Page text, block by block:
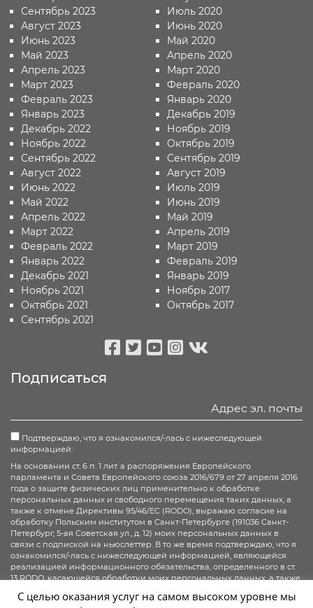
Сентябрь 2023
Август 2023
Июнь 2023
Май 2023
Апрель 2023
Март 2023
Февраль 2023
Январь 2023
Декабрь 2022
Ноябрь 2022
Сентябрь 2022
Август 2022
Июнь 2022
Май 2022
Апрель 2022
Март 2022
Февраль 2022
Январь 2022
Декабрь 2021
Ноябрь 2021
Октябрь 2021
Сентябрь 2021
Июль 2020
Июнь 2020
Май 2020
Апрель 2020
Март 2020
Февраль 2020
Январь 2020
Декабрь 2019
Ноябрь 2019
Октябрь 2019
Сентябрь 2019
Август 2019
Июль 2019
Июнь 2019
Май 2019
Апрель 2019
Март 2019
Февраль 2019
Январь 2019
Ноябрь 2017
Октябрь 2017
Подписаться
Подтверждаю, что я ознакомился/-лась с нижеследующей
информацией:
На основании ст. 6 п. 1 лит. а распоряжения Европейского
парламента и Совета Европейского союза 2016/679 от 27 апреля 2016
года о защите физических лиц применительно к обработке
персональных данных и свободного перемещения таких данных, а
также к отмене Директивы 95/46/ЕС (RODO), выражаю согласие на
обработку Польским институтом в Санкт-Петербурге (191036 Санкт-
Петербург, 5-ая Советская ул., д. 12) моих персональных данных в
связи с подпиской на ньюслеттер. В то же время подтверждаю, что я
ознакомился/-лась с нижеследующей информацией, являющейся
реализацией информационного обязательства, определенного в ст.
13 RODO, касающейся обработки моих персональных данных, а также
ст. 15-20 RODO.
С целью оказания услуг на самом высоком уровне мы